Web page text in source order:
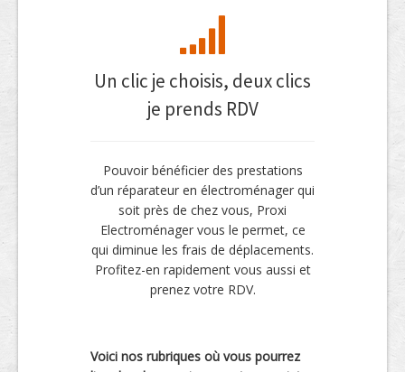
Un clic je choisis, deux clics
je prends RDV
Pouvoir bénéficier des prestations
d’un réparateur en électroménager qui
soit près de chez vous, Proxi
Electroménager vous le permet, ce
qui diminue les frais de déplacements.
Profitez-en rapidement vous aussi et
prenez votre RDV.
Voici nos rubriques où vous pourrez